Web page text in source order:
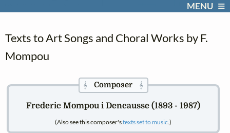
MENU
Texts to Art Songs and Choral Works by F.
Mompou
𝄞Composer 𝄞
Frederic Mompou i Dencausse (1893 - 1987)
(Also see this composer'stexts set to music.)